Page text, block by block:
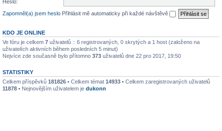
Heslo:
Zapomněl(a) jsem heslo Přihlásit mě automaticky při každé návštěvě
KDO JE ONLINE
Ve fóru je celkem 7 uživatelů :: 6 registrovaných, 0 skrytých a 1 host (založeno na
uživatelích aktivních během posledních 5 minut)
Nejvíce zde současně bylo přítomno 373 uživatelů dne 22 pro 2017, 19:50
STATISTIKY
Celkem příspěvků 181826 • Celkem témat 14933 • Celkem zaregistrovaných uživatelů
11878 • Nejnovějším uživatelem je dukonn